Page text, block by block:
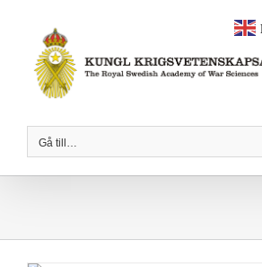
innehållet
Gå till…